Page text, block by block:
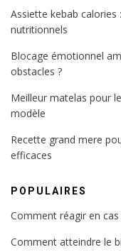
Assiette kebab calories
nutritionnels
Blocage émotionnel
obstacles ?
Meilleur matelas pour
modèle
Recette grand mere
efficaces
POPULAIRES
Comment réagir en
Comment atteindre le